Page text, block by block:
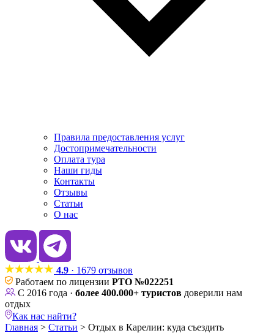
Правила предоставления услуг
Достопримечательности
Оплата тура
Наши гиды
Контакты
Отзывы
Статьи
О нас
4.9 · 1679 отзывов
Работаем по лицензии РТО №022251
С 2016 года · более 400.000+ туристов доверили нам
отдых
Как нас найти?
Главная > Статьи > Отдых в Карелии: куда съездить